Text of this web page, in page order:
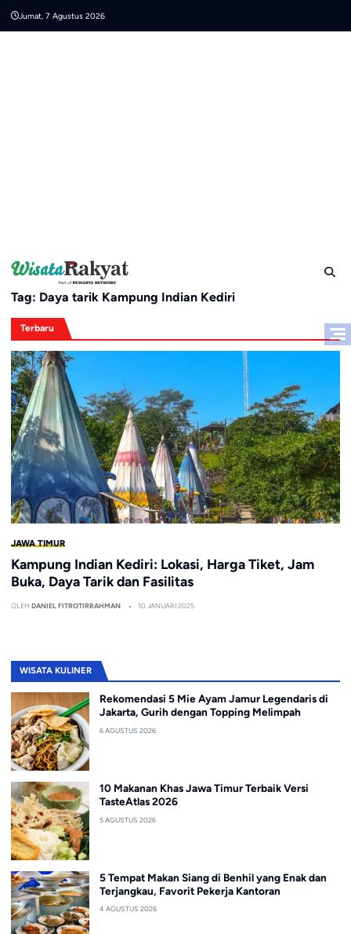
Jumat, 7 Agustus 2026
Tag: Daya tarik Kampung Indian Kediri
Terbaru
JAWA TIMUR
Kampung Indian Kediri: Lokasi, Harga Tiket, Jam
Buka, Daya Tarik dan Fasilitas
OLEH DANIEL FITROTIRRAHMAN 10 JANUARI 2025
WISATA KULINER
Rekomendasi 5 Mie Ayam Jamur Legendaris di
Jakarta, Gurih dengan Topping Melimpah
6 AGUSTUS 2026
10 Makanan Khas Jawa Timur Terbaik Versi
TasteAtlas 2026
5 AGUSTUS 2026
5 Tempat Makan Siang di Benhil yang Enak dan
Terjangkau, Favorit Pekerja Kantoran
4 AGUSTUS 2026